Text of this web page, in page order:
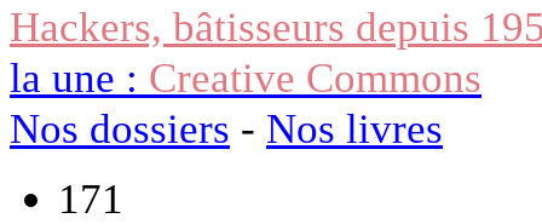
Hackers, bâtisseurs depuis
la une : Creative Commons
Nos dossiers - Nos livres
171